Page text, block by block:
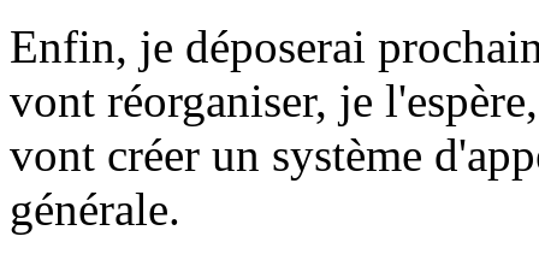
Enfin, je déposerai
vont réorganiser, je
vont créer un système
générale.